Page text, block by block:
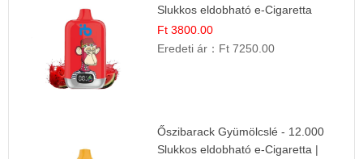
Slukkos eldobható e-Cigaretta
Ft 3800.00
Eredeti ár： Ft 7250.00
Őszibarack Gyümölcslé - 12.000
Slukkos eldobható e-Cigaretta |